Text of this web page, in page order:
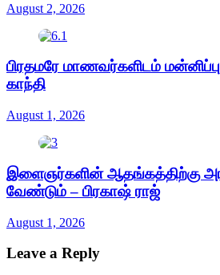
August 2, 2026
பிரதமரே மாணவர்களிடம்
காந்தி
August 1, 2026
இளைஞர்களின் ஆதங்கத்திற்கு
வேண்டும் – பிரகாஷ் ராஜ்
August 1, 2026
Leave a Reply